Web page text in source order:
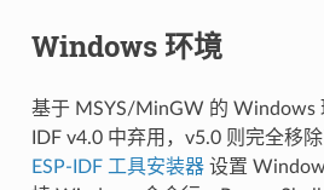
Windows 环境
基于 MSYS/MinGW 的 Windows
IDF v4.0 中弃用，v5.0 则完全移
ESP-IDF 工具安装器设置